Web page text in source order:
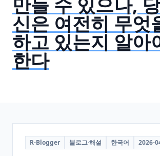
신은 여전히 무엇
하고 있는지 알아
한다
R-Blogger 블로그·해설 한국어 2026-